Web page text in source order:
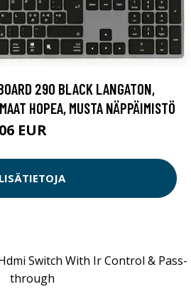
290 BLACK LANGATON,
HOPEA, MUSTA NÄPPÄIMISTÖ
EUR
LISÄTIETOJA